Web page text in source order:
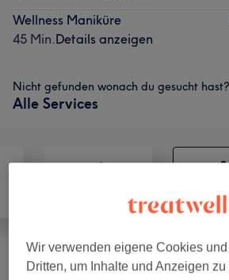
Wellness Maniküre
45 Min.Details anzeigen
Nicht gefunden wonach du gesucht hast?
Alle Services
Maniküre & Pediküre (4)
Wir verwenden eigene Cookies
Dritten, um Inhalte und Anzeigen